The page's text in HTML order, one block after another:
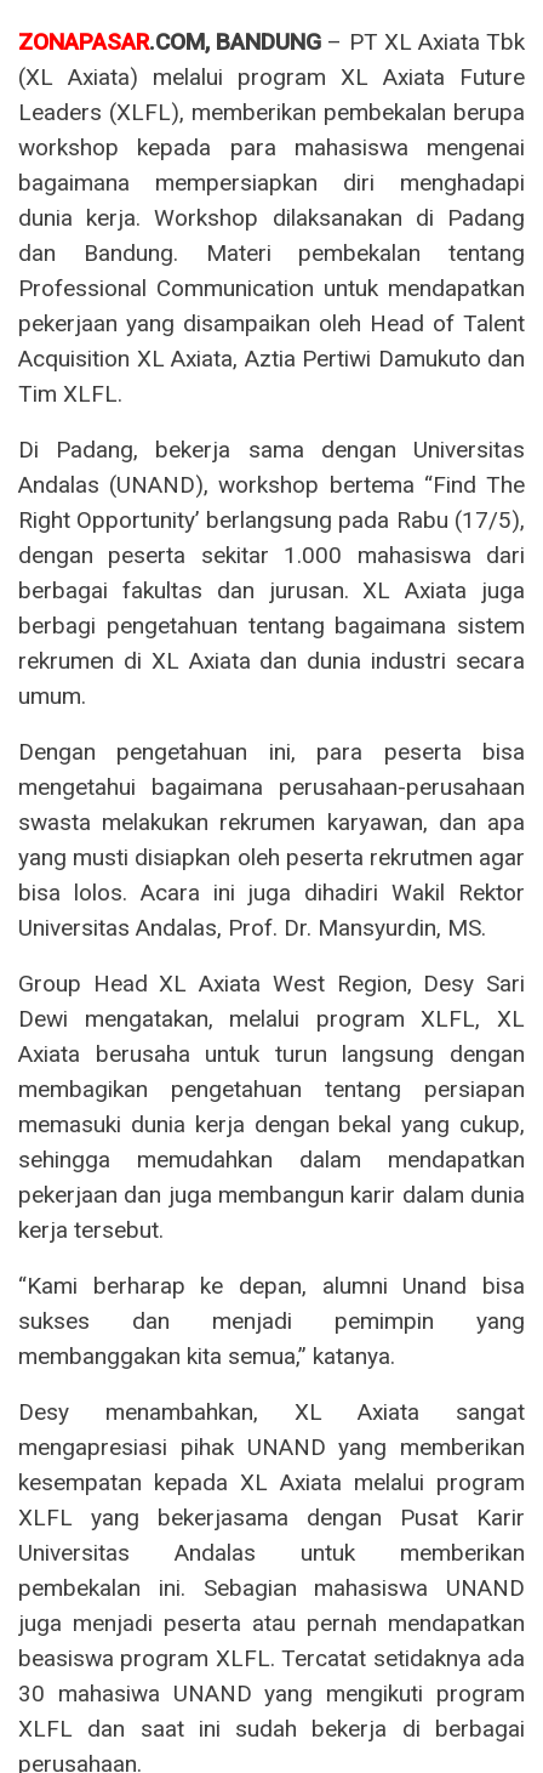
ZONAPASAR.COM, BANDUNG – PT XL Axiata Tbk
(XL Axiata) melalui program XL Axiata Future
Leaders (XLFL), memberikan pembekalan berupa
workshop kepada para mahasiswa mengenai
bagaimana mempersiapkan diri menghadapi
dunia kerja. Workshop dilaksanakan di Padang
dan Bandung. Materi pembekalan tentang
Professional Communication untuk mendapatkan
pekerjaan yang disampaikan oleh Head of Talent
Acquisition XL Axiata, Aztia Pertiwi Damukuto dan
Tim XLFL.
Di Padang, bekerja sama dengan Universitas
Andalas (UNAND), workshop bertema “Find The
Right Opportunity’ berlangsung pada Rabu (17/5),
dengan peserta sekitar 1.000 mahasiswa dari
berbagai fakultas dan jurusan. XL Axiata juga
berbagi pengetahuan tentang bagaimana sistem
rekrumen di XL Axiata dan dunia industri secara
umum.
Dengan pengetahuan ini, para peserta bisa
mengetahui bagaimana perusahaan-perusahaan
swasta melakukan rekrumen karyawan, dan apa
yang musti disiapkan oleh peserta rekrutmen agar
bisa lolos. Acara ini juga dihadiri Wakil Rektor
Universitas Andalas, Prof. Dr. Mansyurdin, MS.
Group Head XL Axiata West Region, Desy Sari
Dewi mengatakan, melalui program XLFL, XL
Axiata berusaha untuk turun langsung dengan
membagikan pengetahuan tentang persiapan
memasuki dunia kerja dengan bekal yang cukup,
sehingga memudahkan dalam mendapatkan
pekerjaan dan juga membangun karir dalam dunia
kerja tersebut.
“Kami berharap ke depan, alumni Unand bisa
sukses dan menjadi pemimpin yang
membanggakan kita semua,” katanya.
Desy menambahkan, XL Axiata sangat
mengapresiasi pihak UNAND yang memberikan
kesempatan kepada XL Axiata melalui program
XLFL yang bekerjasama dengan Pusat Karir
Universitas Andalas untuk memberikan
pembekalan ini. Sebagian mahasiswa UNAND
juga menjadi peserta atau pernah mendapatkan
beasiswa program XLFL. Tercatat setidaknya ada
30 mahasiwa UNAND yang mengikuti program
XLFL dan saat ini sudah bekerja di berbagai
perusahaan.